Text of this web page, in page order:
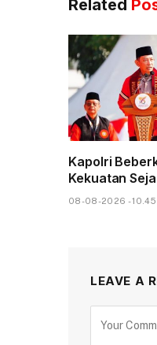
Related
Kapolri
Kekuatan
08-08-2026 - 10.45
LEAVE A